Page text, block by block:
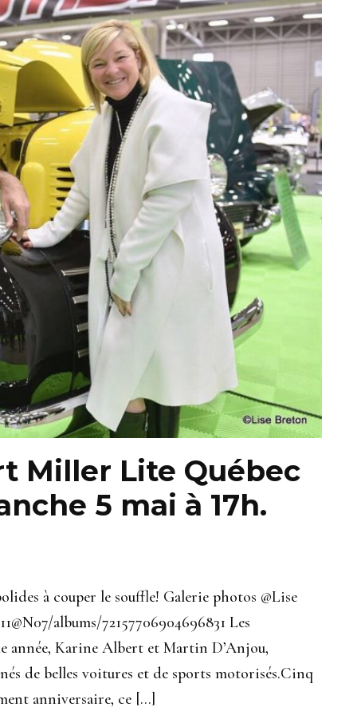
Miller Lite Québec
5 mai à 17h.
à couper le souffle! Galerie photos @Lise
albums/72157706904696831 Les
année, Karine Albert et Martin D’Anjou,
de belles voitures et de sports motorisés.Cinq
anniversaire, ce […]